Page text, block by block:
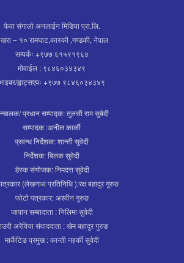
फेवा संगालो अनलाईन मिडिया प्रा.लि.
– १० रामघाट,कास्की ,गण्डकी, नेपाल
सम्पर्कः +९७७ ६१५९१९६४
मोवाईल : ९८४६०३४३४९
ह्वाट्सएपः +९७७ ९८४६०३४३४९
प्रधान सम्पाद्क: तुलसी राम सुबेदी
सम्पादक :अनील कार्की
प्रवन्ध निर्देशक: शान्ती सुवेदी
निर्देशक: बिलक सुवेदी
डेस्क संयोजक: निमदत्त सुवेदी
(लेखनाथ प्रतिनिधि ):रक्ष बहादुर गुरुङ
फोटो पत्रकार: अश्वीन गुरुङ
जापान सम्बादाता : निलिमा सुवेदी
अरेविया संवाददाता : खेम बहादुर गुरुङ
मार्केटिङ प्रमुख : कान्ती नहर्की सुवेदी